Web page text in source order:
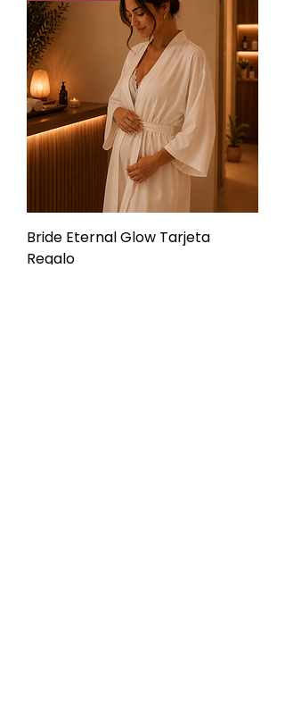
Bride Eternal Glow Tarjeta
Regalo